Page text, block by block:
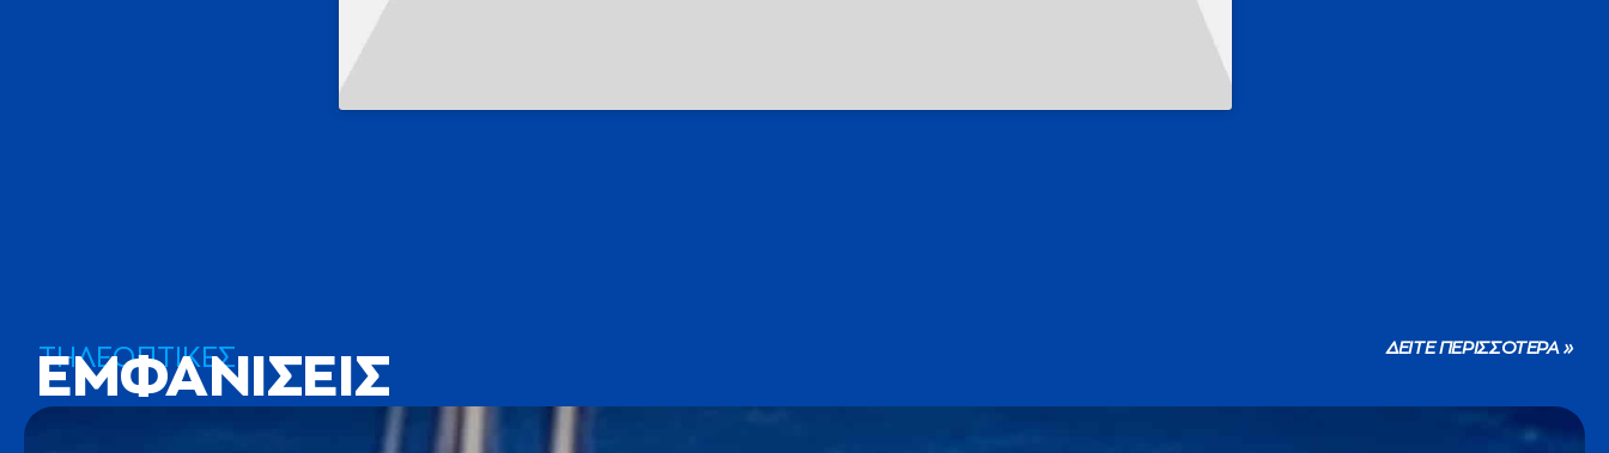
ΤΗΛΕΟΠΤΙΚΕΣ
ΕΜΦΑΝΙΣΕΙΣ
ΔΕΙΤΕ ΠΕΡΙΣΣΟΤΕΡΑ »